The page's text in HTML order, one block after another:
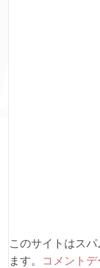
このサイトはス
ます。
コメント